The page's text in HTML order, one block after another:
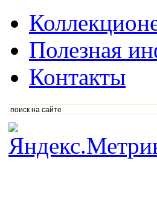
Полезная
Контакты